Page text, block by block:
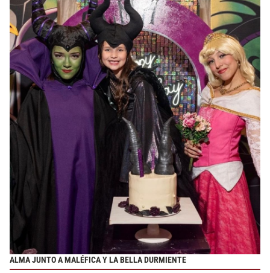
ALMA JUNTO A MALÉFICA Y LA BELLA DURMIENTE